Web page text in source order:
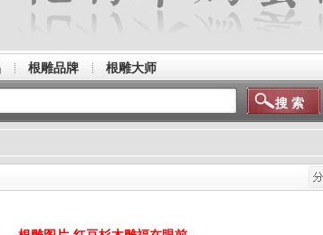
根雕品牌 根雕大师